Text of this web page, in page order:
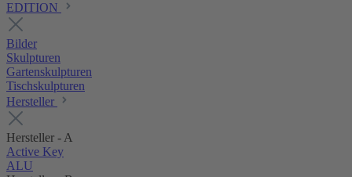
EDITION
Bilder
Skulpturen
Gartenskulpturen
Tischskulpturen
Hersteller
Hersteller - A
Active Key
ALU